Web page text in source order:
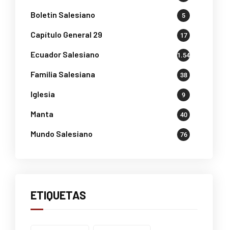
Boletin Salesiano 5
Capítulo General 29 17
Ecuador Salesiano 1.541
Familia Salesiana 38
Iglesia 9
Manta 40
Mundo Salesiano 76
ETIQUETAS